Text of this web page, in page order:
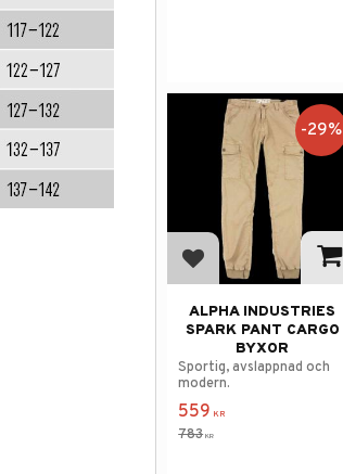
Add to favorites
ALPHA INDUSTRIES
SPARK PANT CARGO
BYXOR
Sportig, avslappnad och
modern.
559 KR
783KR
29%